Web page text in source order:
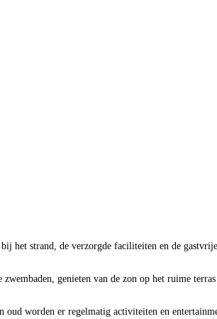
het strand, de verzorgde faciliteiten en de
genieten van de zon op het ruime
worden er regelmatig activiteiten en